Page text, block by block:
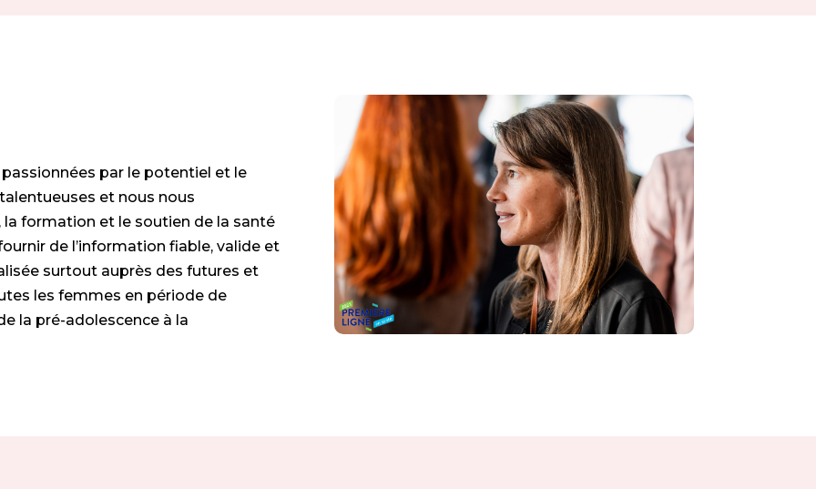
par le potentiel et le
et nous nous
formation et le soutien de la santé
de l’information fiable, valide et
surtout auprès des futures et
les femmes en période de
la pré-adolescence à la